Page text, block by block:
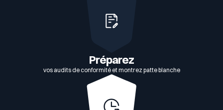
Préparez
vos audits de conformité et montrez patte blanche